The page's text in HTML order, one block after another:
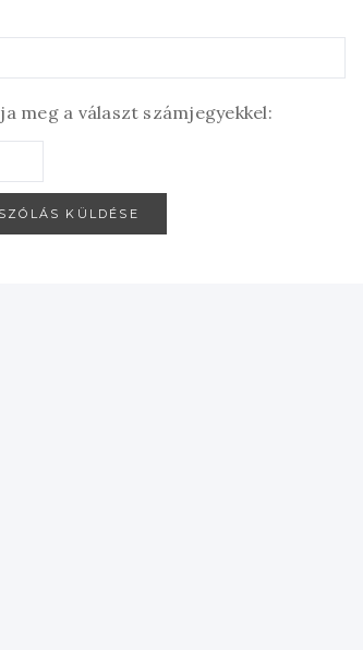
meg a választ számjegyekkel: